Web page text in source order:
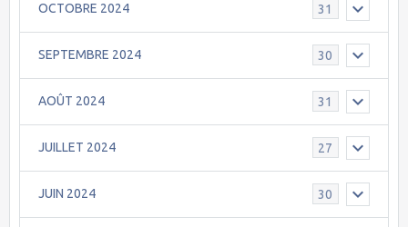
OCTOBRE 2024 31
SEPTEMBRE 2024 30
AOÛT 2024 31
JUILLET 2024 27
JUIN 2024 30